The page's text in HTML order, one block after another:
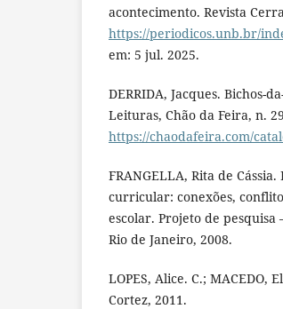
acontecimento. Revista
https://periodicos.unb.br/
em: 5 jul. 2025.
DERRIDA, Jacques. Bichos-
Leituras, Chão da Feira, n.
https://chaodafeira.com/
FRANGELLA, Rita de
curricular: conexões,
escolar. Projeto de pesquisa
Rio de Janeiro, 2008.
LOPES, Alice. C.; MACEDO,
Cortez, 2011.